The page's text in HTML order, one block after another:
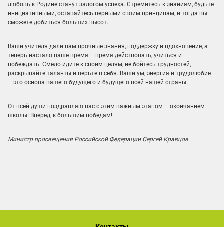
любовь к Родине станут залогом успеха. Стремитесь к знаниям, будьте
инициативными, оставайтесь верными своим принципам, и тогда вы
сможете добиться больших высот.
Ваши учителя дали вам прочные знания, поддержку и вдохновение, а
теперь настало ваше время – время действовать, учиться и
побеждать. Смело идите к своим целям, не бойтесь трудностей,
раскрывайте таланты и верьте в себя. Ваши ум, энергия и трудолюбие
– это основа вашего будущего и будущего всей нашей страны.
От всей души поздравляю вас с этим важным этапом – окончанием
школы! Вперед, к большим победам!
Министр просвещения Российской Федерации Сергей Кравцов